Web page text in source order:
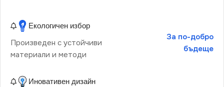
Екологичен избор
Произведен с устойчиви
материали и методи
За по-добро
бъдеще
Иновативен дизайн